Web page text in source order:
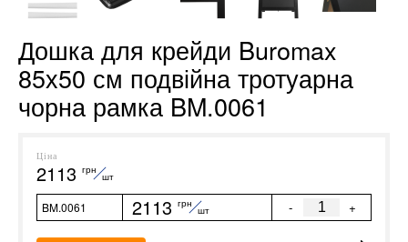
Дошка для крейди Buromax
85х50 см подвійна тротуарна
чорна рамка BM.0061
Ціна
2113 грн
шт
BM.0061 2113 грн
шт - +